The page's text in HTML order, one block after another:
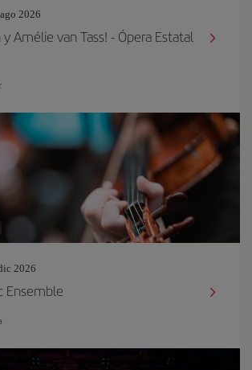
2026
Amélie van Tass! - Ópera Estatal
2026
Ensemble